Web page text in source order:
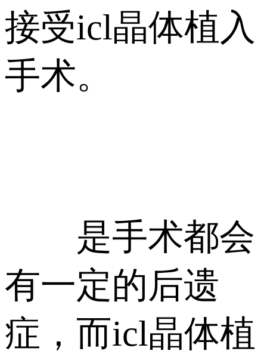
接受icl晶体植入
手术。
是手术都会
有一定的后遗
症，而icl晶体植